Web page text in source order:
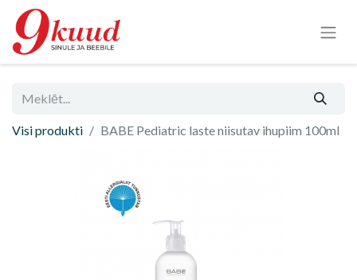
Visi produkti BABE Pediatric laste niisutav ihupiim 100ml